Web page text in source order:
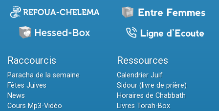
Raccourcis
Paracha de la semaine
Fêtes Juives
News
Cours Mp3-Vidéo
Ressources
Calendrier Juif
Sidour (livre de prière)
Horaires de Chabbath
Livres Torah-Box